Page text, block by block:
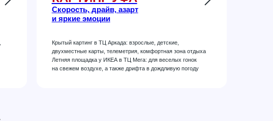
Скорость, драйв, азарт
и яркие эмоции
Крытый картинг в ТЦ Аркада: взрослые, детские,
двухместные карты, телеметрия, комфортная зона отдыха
Летняя площадка у ИКЕА в ТЦ Мега: для веселых гонок
на свежем воздухе, а также дрифта в дождливую погоду